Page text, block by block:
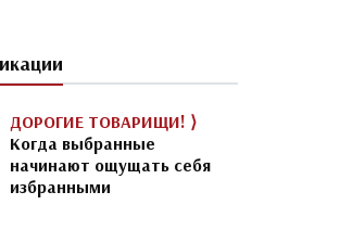
ДОРОГИЕ ТОВАРИЩИ! ⟩
Когда выбранные
начинают ощущать себя
избранными